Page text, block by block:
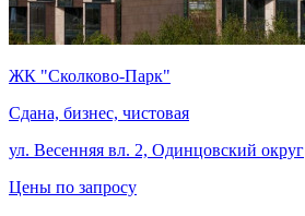
ЖК "Сколково-Парк"
Сдана, бизнес, чистовая
ул. Весенняя вл. 2, Одинцовский округ
Цены по запросу